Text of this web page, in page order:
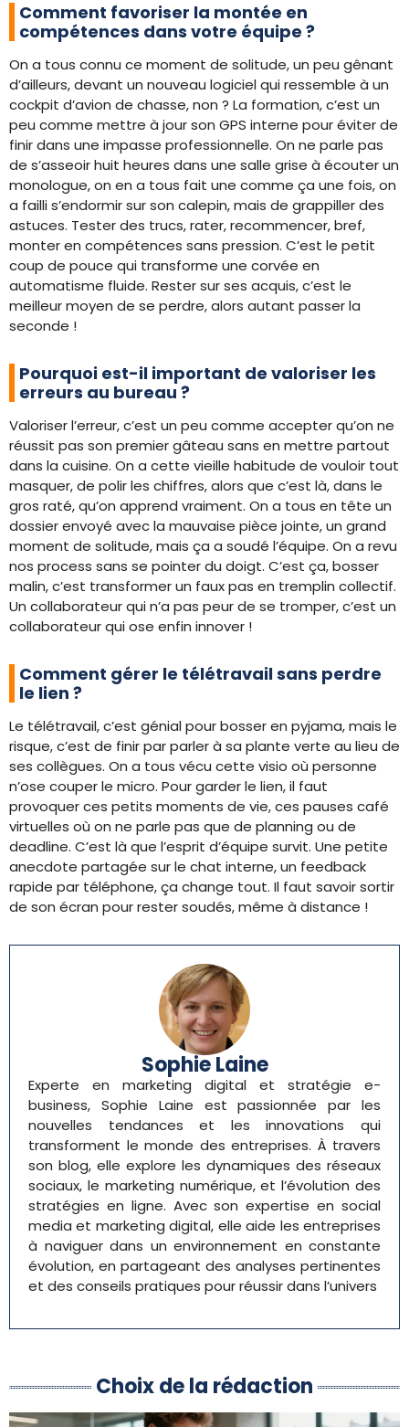
Comment favoriser la montée en
compétences dans votre équipe ?
On a tous connu ce moment de solitude, un peu gênant
d’ailleurs, devant un nouveau logiciel qui ressemble à un
cockpit d’avion de chasse, non ? La formation, c’est un
peu comme mettre à jour son GPS interne pour éviter de
finir dans une impasse professionnelle. On ne parle pas
de s’asseoir huit heures dans une salle grise à écouter un
monologue, on en a tous fait une comme ça une fois, on
a failli s’endormir sur son calepin, mais de grappiller des
astuces. Tester des trucs, rater, recommencer, bref,
monter en compétences sans pression. C’est le petit
coup de pouce qui transforme une corvée en
automatisme fluide. Rester sur ses acquis, c’est le
meilleur moyen de se perdre, alors autant passer la
seconde !
Pourquoi est-il important de valoriser les
erreurs au bureau ?
Valoriser l’erreur, c’est un peu comme accepter qu’on ne
réussit pas son premier gâteau sans en mettre partout
dans la cuisine. On a cette vieille habitude de vouloir tout
masquer, de polir les chiffres, alors que c’est là, dans le
gros raté, qu’on apprend vraiment. On a tous en tête un
dossier envoyé avec la mauvaise pièce jointe, un grand
moment de solitude, mais ça a soudé l’équipe. On a revu
nos process sans se pointer du doigt. C’est ça, bosser
malin, c’est transformer un faux pas en tremplin collectif.
Un collaborateur qui n’a pas peur de se tromper, c’est un
collaborateur qui ose enfin innover !
Comment gérer le télétravail sans perdre
le lien ?
Le télétravail, c’est génial pour bosser en pyjama, mais le
risque, c’est de finir par parler à sa plante verte au lieu de
ses collègues. On a tous vécu cette visio où personne
n’ose couper le micro. Pour garder le lien, il faut
provoquer ces petits moments de vie, ces pauses café
virtuelles où on ne parle pas que de planning ou de
deadline. C’est là que l’esprit d’équipe survit. Une petite
anecdote partagée sur le chat interne, un feedback
rapide par téléphone, ça change tout. Il faut savoir sortir
de son écran pour rester soudés, même à distance !
Sophie Laine
Experte en marketing digital et stratégie e-
business, Sophie Laine est passionnée par les
nouvelles tendances et les innovations qui
transforment le monde des entreprises. À travers
son blog, elle explore les dynamiques des réseaux
sociaux, le marketing numérique, et l’évolution des
stratégies en ligne. Avec son expertise en social
media et marketing digital, elle aide les entreprises
à naviguer dans un environnement en constante
évolution, en partageant des analyses pertinentes
et des conseils pratiques pour réussir dans l’univers
Choix de la rédaction